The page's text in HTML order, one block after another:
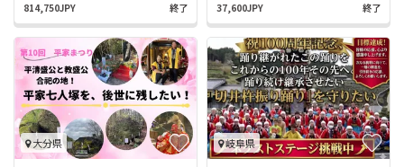
814,750JPY 終了 37,600JPY 終了
大分県 岐阜県